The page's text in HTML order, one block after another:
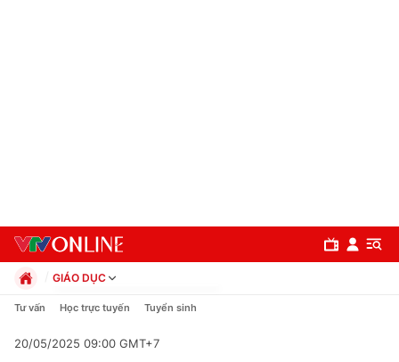
GIÁO DỤC
Chính trị
Pháp luật
Tư vấn Học trực tuyến Tuyển sinh
20/05/2025 09:00 GMT+7